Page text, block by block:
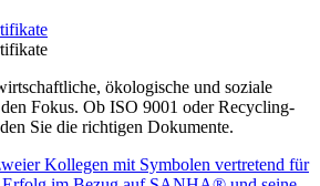
ökologische und soziale
Fokus. Ob ISO 9001 oder Recycling-
Sie die richtigen Dokumente.